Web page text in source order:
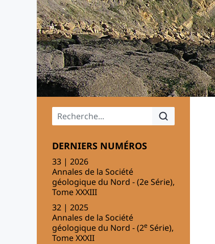
Menu principal
DERNIERS NUMÉROS
33 | 2026
Annales de la Société
géologique du Nord - (2e Série),
Tome XXXIII
32 | 2025
Annales de la Société
géologique du Nord - (2e Série),
Tome XXXII